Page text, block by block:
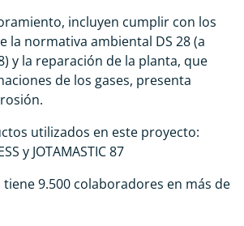
incluyen cumplir con los
la normativa ambiental DS 28 (a
y la reparación de la planta, que
de los gases, presenta
utilizados en este proyecto:
y JOTAMASTIC 87
tiene 9.500 colaboradores en más de